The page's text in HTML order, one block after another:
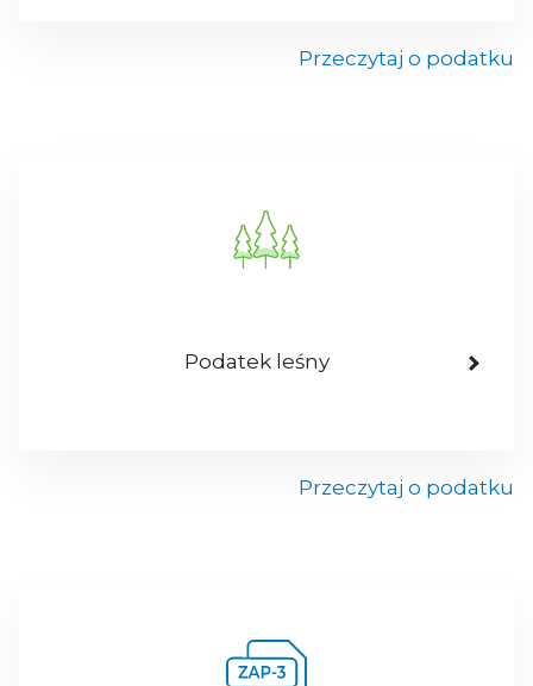
Przeczytaj o podatku
Podatek leśny
Przeczytaj o podatku